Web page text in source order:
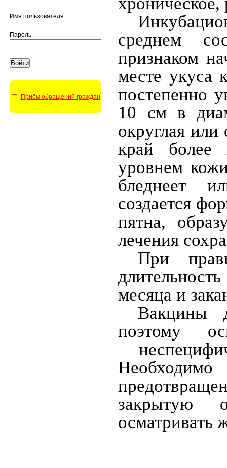
Имя пользователя
Пароль
Приём обращений граждан
среднем
признаком
месте укуса
постепенно
10 см в
округлая
край более
уровнем
бледнеет
создается
пятна,
лечения
При
месяца и
Вакцины
поэтому
закрытую
осматривать